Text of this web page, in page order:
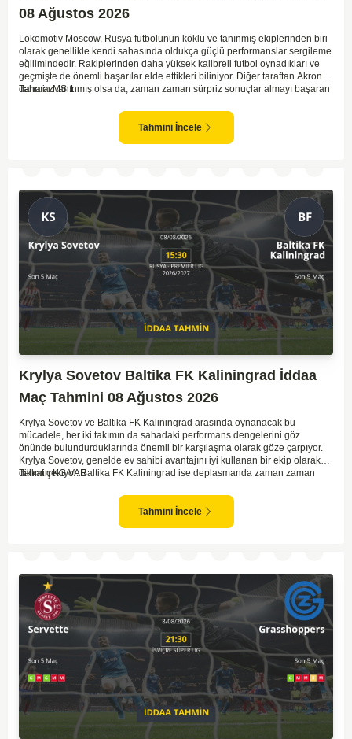
08 Ağustos 2026
Lokomotiv Moscow, Rusya futbolunun köklü ve tanınmış ekiplerinden biri
olarak genellikle kendi sahasında oldukça güçlü performanslar sergileme
eğilimindedir. Rakiplerinden daha yüksek kalibreli futbol oynadıkları ve
geçmişte de önemli başarılar elde ettikleri biliniyor. Diğer taraftan Akron,
daha az tanınmış olsa da, zaman zaman sürpriz sonuçlar almayı başaran
ve güçlü ekipler karşısında istikrarlı bir performans sergilemekte
zorlanabilirler. Lokomotiv Moscow'un mevcut form durumunun ve evinde
oynama avantajının, bu karşılaşmada belirleyici olması muhtemel
Tahmin MS 1
Tahmini İncele
Krylya Sovetov Baltika FK Kaliningrad İddaa
Maç Tahmini 08 Ağustos 2026
Krylya Sovetov ve Baltika FK Kaliningrad arasında oynanacak bu
mücadele, her iki takımın da sahadaki performans dengelerini göz
önünde bulundurduklarında önemli bir karşılaşma olarak göze çarpıyor.
Krylya Sovetov, genelde ev sahibi avantajını iyi kullanan bir ekip olarak
dikkat çekiyor. Baltika FK Kaliningrad ise deplasmanda zaman zaman
ve seyirci desteğini arkasına alarak gol yollarında etkili olması, maçın
seyrini değiştirebilecek bir faktör olarak değerlendiriliyor. Bununla birlikte,
Baltika'nın savunma direncini kırabilmesi, maçı daha heyecanlı hale
Tahmin KG VAR
Tahmini İncele